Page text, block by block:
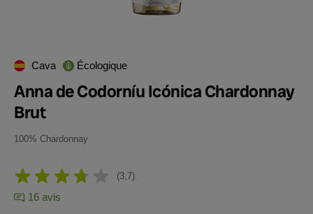
Cava Écologique
Anna de Codorníu Icónica Chardonnay
Brut
100% Chardonnay
3,7
16 avis